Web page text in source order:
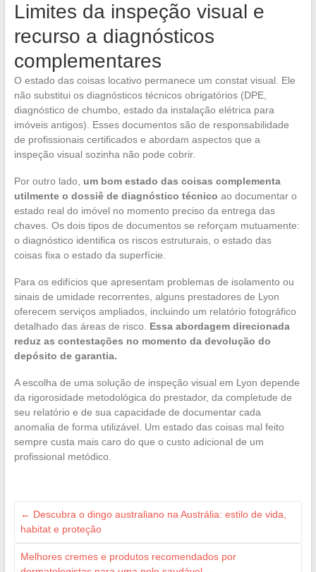
Limites da inspeção visual e
recurso a diagnósticos
complementares
O estado das coisas locativo permanece um constat visual. Ele
não substitui os diagnósticos técnicos obrigatórios (DPE,
diagnóstico de chumbo, estado da instalação elétrica para
imóveis antigos). Esses documentos são de responsabilidade
de profissionais certificados e abordam aspectos que a
inspeção visual sozinha não pode cobrir.
Por outro lado, um bom estado das coisas complementa
utilmente o dossiê de diagnóstico técnico ao documentar o
estado real do imóvel no momento preciso da entrega das
chaves. Os dois tipos de documentos se reforçam mutuamente:
o diagnóstico identifica os riscos estruturais, o estado das
coisas fixa o estado da superfície.
Para os edifícios que apresentam problemas de isolamento ou
sinais de umidade recorrentes, alguns prestadores de Lyon
oferecem serviços ampliados, incluindo um relatório fotográfico
detalhado das áreas de risco. Essa abordagem direcionada
reduz as contestações no momento da devolução do
depósito de garantia.
A escolha de uma solução de inspeção visual em Lyon depende
da rigorosidade metodológica do prestador, da completude de
seu relatório e de sua capacidade de documentar cada
anomalia de forma utilizável. Um estado das coisas mal feito
sempre custa mais caro do que o custo adicional de um
profissional metódico.
← Descubra o dingo australiano na Austrália: estilo de vida,
habitat e proteção
Melhores cremes e produtos recomendados por